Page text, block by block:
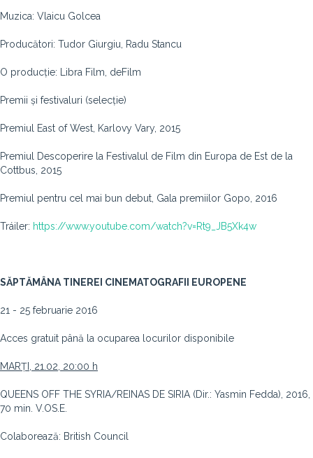
Muzica: Vlaicu Golcea
Producători: Tudor Giurgiu, Radu Stancu
O producție: Libra Film, deFilm
Premii și festivaluri (selecție)
Premiul East of West, Karlovy Vary, 2015
Premiul Descoperire la Festivalul de Film din Europa de Est de la
Cottbus, 2015
Premiul pentru cel mai bun debut, Gala premiilor Gopo, 2016
Tráiler: https://www.youtube.com/watch?v=Rt9_JB5Xk4w
SĂPTĂMÂNA TINEREI CINEMATOGRAFII EUROPENE
21 - 25 februarie 2016
Acces gratuit până la ocuparea locurilor disponibile
MARȚI, 21.02, 20:00 h
QUEENS OFF THE SYRIA/REINAS DE SIRIA (Dir.: Yasmin Fedda), 2016,
70 min. V.OS.E.
Colaborează: British Council